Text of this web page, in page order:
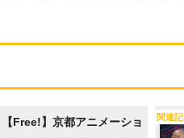
【Free!】京都アニメーショ
関連